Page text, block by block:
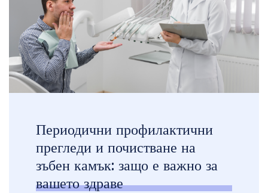
правилната грижа […]
Периодични профилактични
прегледи и почистване на
зъбен камък: защо е важно за
вашето здраве